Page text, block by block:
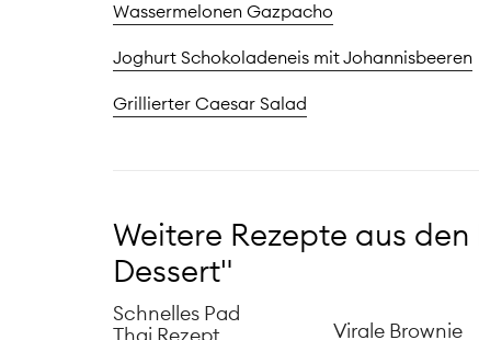
Wassermelonen Gazpacho
Joghurt Schokoladeneis mit Johannisbeeren
Grillierter Caesar Salad
Weitere Rezepte aus
Dessert"
Schnelles Pad
Virale Brownie